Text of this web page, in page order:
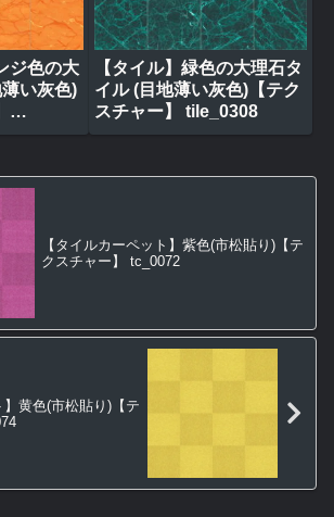
ジ色の大
い灰色)
【タイル】緑色の大理石タ
イル (目地薄い灰色)【テク
スチャー】 tile_0308
【タイルカーペット】紫色(市松貼り)【テ
クスチャー】 tc_0072
】黄色(市松貼り)【テ